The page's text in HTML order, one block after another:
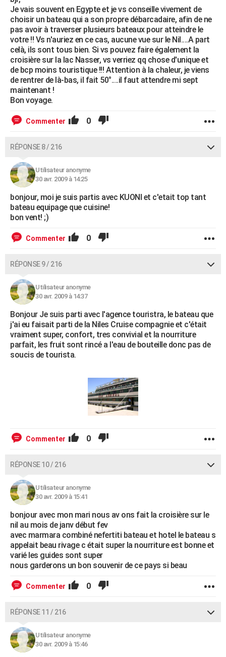
Je vais souvent en Egypte et je vs conseille vivement de
choisir un bateau qui a son propre débarcadaire, afin de ne
pas avoir à traverser plusieurs bateaux pour atteindre le
votre !! Vs n'auriez en ce cas, aucune vue sur le Nil....A part
celà, ils sont tous bien. Si vs pouvez faire également la
croisière sur la lac Nasser, vs verriez qq chose d'unique et
de bcp moins touristique !!! Attention à la chaleur, je viens
de rentrer de là-bas, il fait 50°....il faut attendre mi sept
maintenant !
Bon voyage.
Commenter 0
RÉPONSE 8 / 216
Utilisateur anonyme
30 avr. 2009 à 14:25
bonjour, moi je suis partis avec KUONI et c'etait top tant
bateau equipage que cuisine!
bon vent! ;)
Commenter 0
RÉPONSE 9 / 216
Utilisateur anonyme
30 avr. 2009 à 14:37
Bonjour Je suis parti avec l'agence touristra, le bateau que
j'ai eu faisait parti de la Niles Cruise compagnie et c'était
vraiment super, confort, tres convivial et la nourriture
parfait, les fruit sont rincé a l'eau de bouteille donc pas de
soucis de tourista.
Commenter 0
RÉPONSE 10 / 216
Utilisateur anonyme
30 avr. 2009 à 15:41
bonjour avec mon mari nous av ons fait la croisière sur le
nil au mois de janv début fev
avec marmara combiné nefertiti bateau et hotel le bateau s
appelait beau rivage c était super la nourriture est bonne et
varié les guides sont super
nous garderons un bon souvenir de ce pays si beau
Commenter 0
RÉPONSE 11 / 216
Utilisateur anonyme
30 avr. 2009 à 15:46